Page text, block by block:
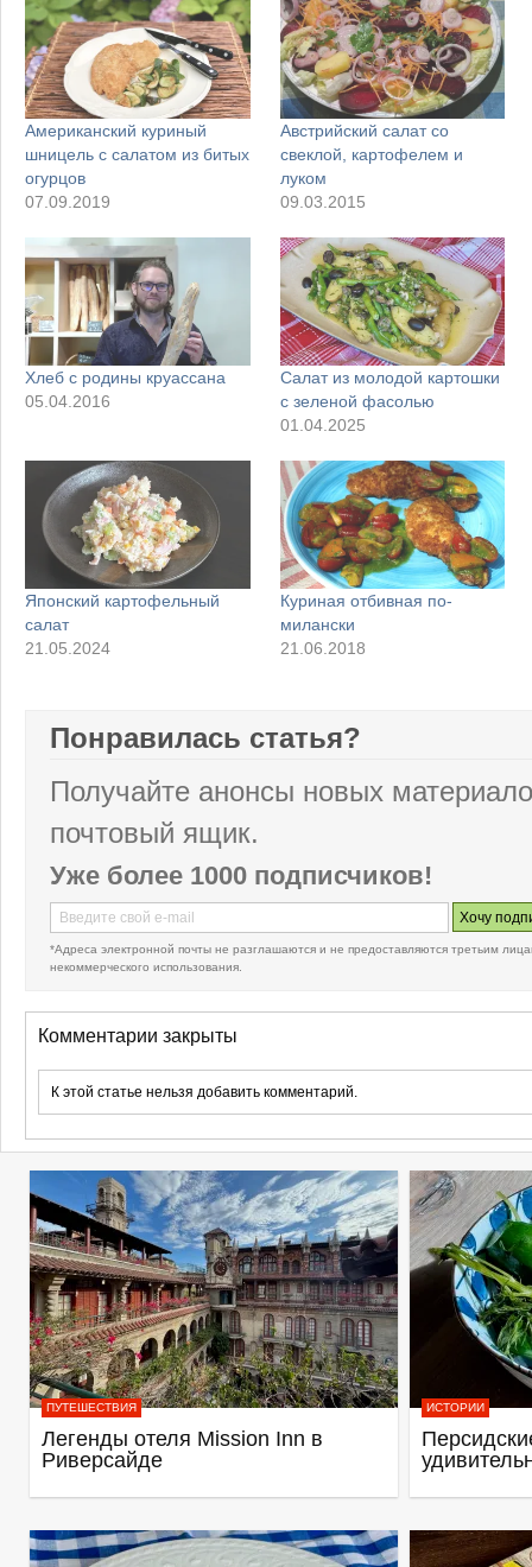
Американский куриный
шницель с салатом из битых
огурцов
07.09.2019
Австрийский салат со
свеклой, картофелем и
луком
09.03.2015
Хлеб с родины круассана
05.04.2016
Салат из молодой картошки
с зеленой фасолью
01.04.2025
Японский картофельный
салат
21.05.2024
Куриная отбивная по-
милански
21.06.2018
Понравилась статья?
Получайте анонсы новых
почтовый ящик.
Уже более 1000 подписчиков!
*Адреса электронной почты не разглашаются и не предоставляются третьим
некоммерческого использования.
Комментарии закрыты
К этой статье нельзя добавить комментарий.
ПУТЕШЕСТВИЯ
Легенды отеля Mission Inn в
Риверсайде
ИСТОРИИ